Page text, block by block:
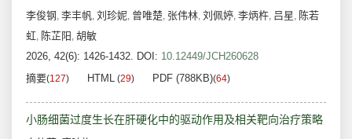
李俊钢, 李丰帆, 刘珍妮, 曾唯楚, 张伟林, 刘佩婷, 李炳杵, 吕星, 陈若
虹, 陈芷阳 , 胡敏
2026, 42(6): 1426-1432. DOI: 10.12449/JCH260628
摘要(127) HTML (29) PDF (788KB)(64)
小肠细菌过度生长在肝硬化中的驱动作用及相关靶向治疗策略